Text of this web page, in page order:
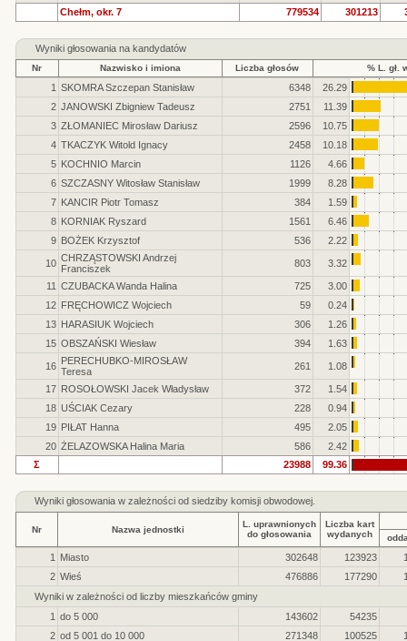
Chełm, okr. 7
779534 301213
Wyniki głosowania na kandydatów
Nr Nazwisko i imiona Liczba głosów % L. gł.
1 SKOMRA Szczepan Stanisław 6348
26.29
2 JANOWSKI Zbigniew Tadeusz 2751
11.39
3 ZŁOMANIEC Mirosław Dariusz 2596
10.75
4 TKACZYK Witold Ignacy 2458
10.18
5 KOCHNIO Marcin 1126
4.66
6 SZCZASNY Witosław Stanisław 1999
8.28
7 KANCIR Piotr Tomasz 384
1.59
8 KORNIAK Ryszard 1561
6.46
9 BOŻEK Krzysztof 536 2.22
10 CHRZĄSTOWSKI Andrzej
Franciszek
803 3.32
11 CZUBACKA Wanda Halina 725
3.00
12 FRĘCHOWICZ Wojciech 59
0.24
13 HARASIUK Wojciech 306
1.26
15 OBSZAŃSKI Wiesław 394 1.63
16 PERECHUBKO-MIROSŁAW
Teresa
261 1.08
17 ROSOŁOWSKI Jacek Władysław 372
1.54
18 UŚCIAK Cezary 228
0.94
19 PIŁAT Hanna 495
2.05
20 ŻELAZOWSKA Halina Maria 586
2.42
Σ
23988 99.36
Wyniki głosowania w zależności od siedziby komisji obwodowej.
Nr Nazwa jednostki
L. uprawnionych
do głosowania
Liczba kart
wydanych
1 Miasto 302648 123923
2 Wieś 476886 177290
Wyniki w zależności od liczby mieszkańców gminy
1 do 5 000 143602
54235
2 od 5 001 do 10 000 271348 100525